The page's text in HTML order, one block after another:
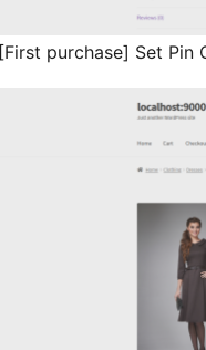
[First purchase] Set Pin